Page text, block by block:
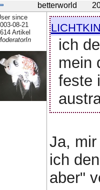
betterworld
since
08-21
Artikel
ich
mein
feste
Ja,
ich
aber"